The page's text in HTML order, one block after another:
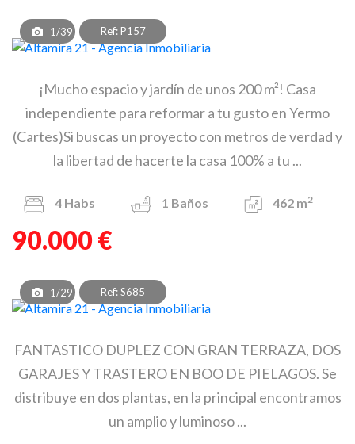
1/39 Ref: P157
¡Mucho espacio y jardín de unos 200 m²! Casa
independiente para reformar a tu gusto en Yermo
(Cartes)Si buscas un proyecto con metros de verdad y
la libertad de hacerte la casa 100% a tu ...
4 Habs 1 Baños 462 m2
90.000 €
1/29 Ref: S685
FANTASTICO DUPLEZ CON GRAN TERRAZA, DOS
GARAJES Y TRASTERO EN BOO DE PIELAGOS. Se
distribuye en dos plantas, en la principal encontramos
un amplio y luminoso ...